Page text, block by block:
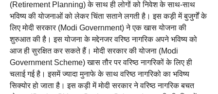
(Retirement Planning) के साथ ही लोगों को निवेश के साथ-साथ
भविष्य की योजनाओं को लेकर चिंता सताने लगती है। इस कड़ी में बुजुर्गों के
लिए मोदी सरकार (Modi Government) ने एक खास योजना की
शुरुआत की है। इस योजना के मद्देनजर वरिष्ठ नागरिक अपने भविष्य को
आज ही सुरक्षित कर सकते हैं। मोदी सरकार की योजना (Modi
Government Scheme) खास तौर पर वरिष्ठ नागरिकों के लिए ही
चलाई गई है। इसमें ज्यादा मुनाफे के साथ वरिष्ठ नागरिको का भविष्य
सिक्योर हो जाता है। इस कड़ी में मोदी सरकार ने वरिष्ठ नागरिक बचत